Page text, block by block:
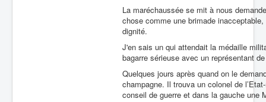
La maréchaussée se mit à nous
chose comme une brimade
dignité.
J'en sais un qui attendait la médaille
bagarre sérieuse avec un représentant
Quelques jours après quand on le
champagne. Il trouva un colonel de
conseil de guerre et dans la gauche une